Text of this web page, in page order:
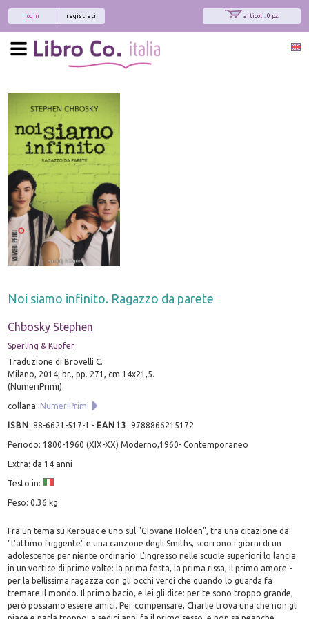
articoli: 0 pz.
registrati
login
Noi siamo infinito. Ragazzo da parete
Chbosky Stephen
Sperling & Kupfer
Traduzione di Brovelli C.
Milano, 2014; br., pp. 271, cm 14x21,5.
(NumeriPrimi).
collana: NumeriPrimi
ISBN:88-6621-517-1 - EAN13 :9788866215172
Periodo: 1800-1960 (XIX-XX) Moderno,1960- Contemporaneo
Extra: da 14 anni
Testo in:
Peso: 0.36 kg
Fra un tema su Kerouac e uno sul "Giovane Holden", tra una citazione da
"L'attimo fuggente" e una canzone degli Smiths, scorrono i giorni di un
adolescente per niente ordinario. L'ingresso nelle scuole superiori lo lancia
in un vortice di prime volte: la prima festa, la prima rissa, il primo amore -
per la bellissima ragazza con gli occhi verdi che quando lo guarda fa
tremare il mondo. Il primo bacio, e lei gli dice: per te sono troppo grande,
però possiamo essere amici. Per compensare, Charlie trova una che non gli